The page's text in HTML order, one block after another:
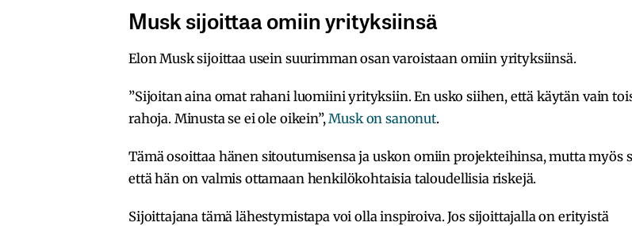
Musk sijoittaa omiin yrityksiinsä
Elon Musk sijoittaa usein suurimman osan varoistaan omiin yrityksiinsä.
”Sijoitan aina omat rahani luomiini yrityksiin. En usko siihen, että käytän vain
rahoja. Minusta se ei ole oikein”,Musk on sanonut.
Tämä osoittaa hänen sitoutumisensa ja uskon omiin projekteihinsa, mutta myös
että hän on valmis ottamaan henkilökohtaisia taloudellisia riskejä.
Sijoittajana tämä lähestymistapa voi olla inspiroiva. Jos sijoittajalla on erityistä